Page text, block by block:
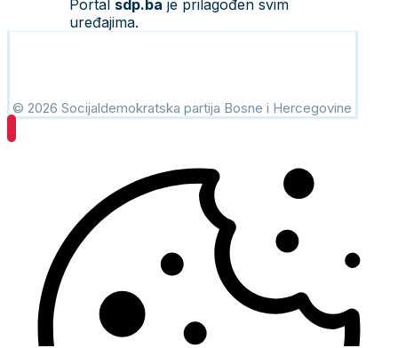
Portal sdp.ba je prilagođen svim
uređajima.
© 2026 Socijaldemokratska partija Bosne i Hercegovine